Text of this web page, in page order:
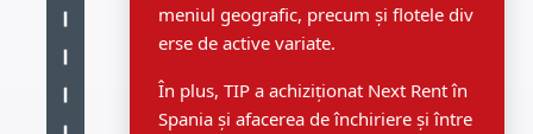
meniul geografic, precum și flotele div
erse de active variate.
În plus, TIP a achiziționat Next Rent în
Spania și afacerea de închiriere și între